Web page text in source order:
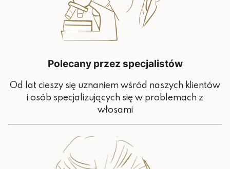
Polecany przez specjalistów
Od lat cieszy się uznaniem wśród naszych klientów
i osób specjalizujących się w problemach z
włosami